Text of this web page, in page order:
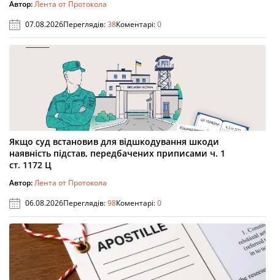
Автор:Лента от Протокола
07.08.2026Переглядів:38Коментарі:0
Якщо суд встановив для відшкодування шкоди
наявність підстав, передбачених приписами ч. 1
ст. 1172 Ц
Автор:Лента от Протокола
06.08.2026Переглядів:98Коментарі:0